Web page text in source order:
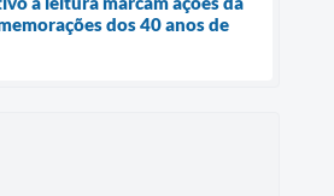
dos 40 anos de